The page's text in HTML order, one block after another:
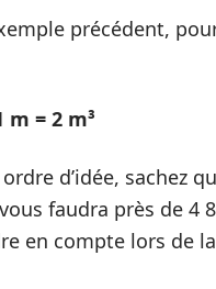
précédent,
m = 2 m³
d’idée, sachez
faudra près de
en compte lors de